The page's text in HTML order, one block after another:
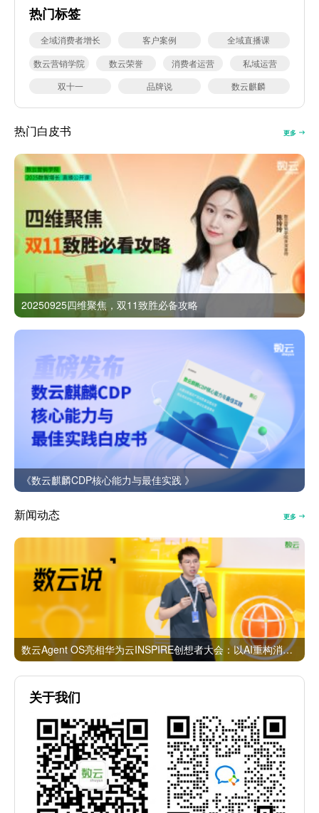
热门标签
全域消费者增长 客户案例
全域直播课
数云营销学院
数云荣誉 消费者运营
私域运营
双十一
品牌说 数云麒麟
热门白皮书 更多
20250925四维聚焦，双11致胜必备攻略
《数云麒麟CDP核心能力与最佳实践 》
新闻动态 更多
数云Agent OS亮相华为云INSPIRE创想者大会：以AI重构消费者运营与零售营销新范式
关于我们